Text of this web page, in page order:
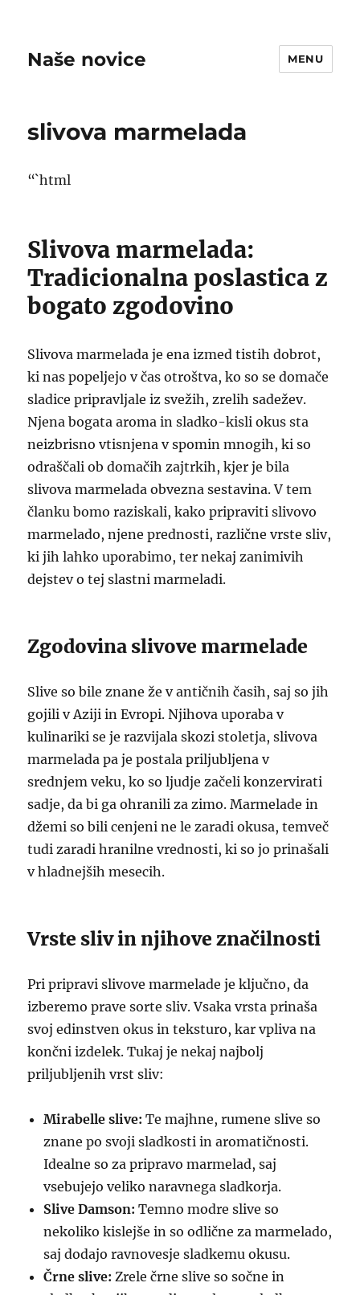
Naše novice MENU
slivova marmelada
“`html
Slivova marmelada:
Tradicionalna poslastica z
bogato zgodovino
Slivova marmelada je ena izmed tistih dobrot,
ki nas popeljejo v čas otroštva, ko so se domače
sladice pripravljale iz svežih, zrelih sadežev.
Njena bogata aroma in sladko-kisli okus sta
neizbrisno vtisnjena v spomin mnogih, ki so
odraščali ob domačih zajtrkih, kjer je bila
slivova marmelada obvezna sestavina. V tem
članku bomo raziskali, kako pripraviti slivovo
marmelado, njene prednosti, različne vrste sliv,
ki jih lahko uporabimo, ter nekaj zanimivih
dejstev o tej slastni marmeladi.
Zgodovina slivove marmelade
Slive so bile znane že v antičnih časih, saj so jih
gojili v Aziji in Evropi. Njihova uporaba v
kulinariki se je razvijala skozi stoletja, slivova
marmelada pa je postala priljubljena v
srednjem veku, ko so ljudje začeli konzervirati
sadje, da bi ga ohranili za zimo. Marmelade in
džemi so bili cenjeni ne le zaradi okusa, temveč
tudi zaradi hranilne vrednosti, ki so jo prinašali
v hladnejših mesecih.
Vrste sliv in njihove značilnosti
Pri pripravi slivove marmelade je ključno, da
izberemo prave sorte sliv. Vsaka vrsta prinaša
svoj edinstven okus in teksturo, kar vpliva na
končni izdelek. Tukaj je nekaj najbolj
priljubljenih vrst sliv:
Mirabelle slive: Te majhne, rumene slive so
znane po svoji sladkosti in aromatičnosti.
Idealne so za pripravo marmelad, saj
vsebujejo veliko naravnega sladkorja.
Slive Damson: Temno modre slive so
nekoliko kislejše in so odlične za marmelado,
saj dodajo ravnovesje sladkemu okusu.
Črne slive: Zrele črne slive so sočne in